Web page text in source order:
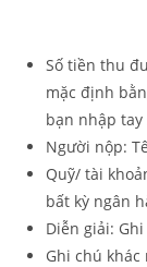
Số tiền thu
mặc định
bạn nhập
Người nộp:
Quỹ/ tài
bất kỳ ngân
Diễn giải:
Ghi chú khác